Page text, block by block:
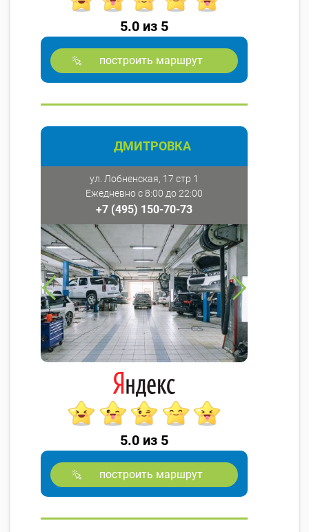
5.0 из 5
построить маршрут
ДМИТРОВКА
ул. Лобненская, 17 стр 1
Ежедневно с 8:00 до 22:00
+7 (495) 150-70-73
5.0 из 5
построить маршрут